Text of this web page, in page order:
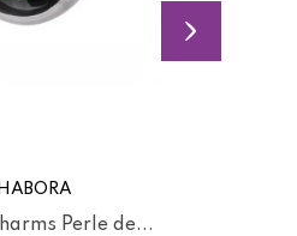
Perle de...